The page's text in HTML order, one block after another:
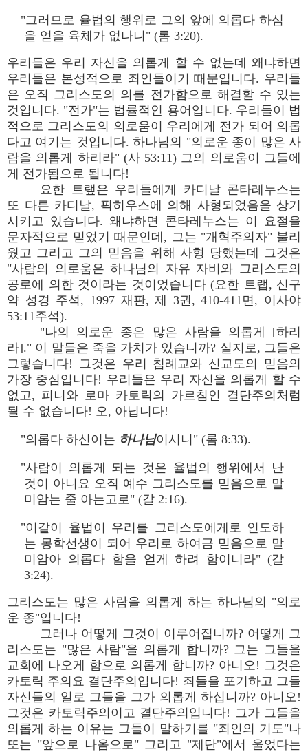
"그러므로 율법의 행위로 그의 앞에 의롭다 하심
을 얻을 육체가 없나니" (롬 3:20).
우리들은 우리 자신을 의롭게 할 수 없는데 왜냐하면
우리들은 본성적으로 죄인들이기 때문입니다. 우리들
은 오직 그리스도의 의를 전가함으로 해결할 수 있는
것입니다. "전가"는 법률적인 용어입니다. 우리들이 법
적으로 그리스도의 의로움이 우리에게 전가 되어 의롭
다고 여기는 것입니다. 하나님의 "의로운 종이 많은 사
람을 의롭게 하리라" (사 53:11) 그의 의로움이 그들에
게 전가됨으로 됩니다!
요한 트랲은 우리들에게 카디날 콘타레누스는
또 다른 카디날, 픽히우스에 의해 사형되었음을 상기
시키고 있습니다. 왜냐하면 콘타레누스는 이 요절을
문자적으로 믿었기 때문인데, 그는 "개혁주의자" 불리
웠고 그리고 그의 믿음을 위해 사형 당했는데 그것은
"사람의 의로움은 하나님의 자유 자비와 그리스도의
공로에 의한 것이라는 것이었습니다 (요한 트랩, 신구
약 성경 주석, 1997 재판, 제 3권, 410-411면, 이사야
53:11주석).
"나의 의로운 종은 많은 사람을 의롭게 [하리
라]." 이 말들은 죽을 가치가 있습니까? 실지로, 그들은
그렇습니다! 그것은 우리 침례교와 신교도의 믿음의
가장 중심입니다! 우리들은 우리 자신을 의롭게 할 수
없고, 피니와 로마 카토릭의 가르침인 결단주의처럼
될 수 없습니다! 오, 아닙니다!
"의롭다 하신이는 하나님이시니" (롬 8:33).
"사람이 의롭게 되는 것은 율법의 행위에서 난
것이 아니요 오직 예수 그리스도를 믿음으로 말
미암는 줄 아는고로" (갈 2:16).
"이같이 율법이 우리를 그리스도에게로 인도하
는 몽학선생이 되어 우리로 하여금 믿음으로 말
미암아 의롭다 함을 얻게 하려 함이니라" (갈
3:24).
그리스도는 많은 사람을 의롭게 하는 하나님의 "의로
운 종"입니다!
그러나 어떻게 그것이 이루어집니까? 어떻게 그
리스도는 "많은 사람"을 의롭게 합니까? 그는 그들을
교회에 나오게 함으로 의롭게 합니까? 아니오! 그것은
카토릭 주의요 결단주의입니다! 죄들을 포기하고 그들
자신들의 일로 그들을 그가 의롭게 하십니까? 아니오!
그것은 카토릭주의이고 결단주의입니다! 그가 그들을
의롭게 하는 이유는 그들이 말하기를 "죄인의 기도"나
또는 "앞으로 나옴으로" 그리고 "제단"에서 울었다는